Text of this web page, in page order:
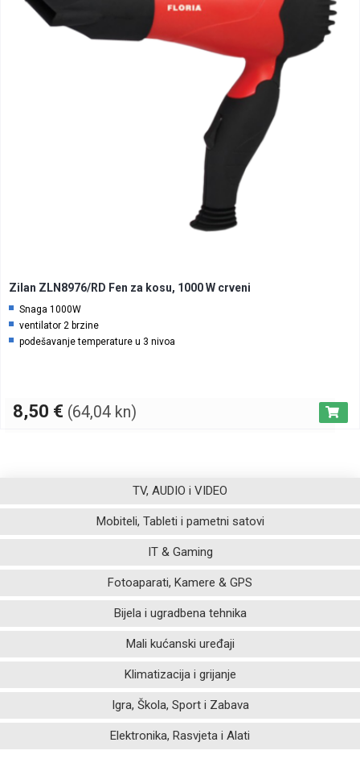
Zilan ZLN8976/RD Fen za kosu, 1000 W crveni
Snaga 1000W
ventilator 2 brzine
podešavanje temperature u 3 nivoa
8,50 € (64,04 kn)
TV, AUDIO i VIDEO
Mobiteli, Tableti i pametni satovi
IT & Gaming
Fotoaparati, Kamere & GPS
Bijela i ugradbena tehnika
Mali kućanski uređaji
Klimatizacija i grijanje
Igra, Škola, Sport i Zabava
Elektronika, Rasvjeta i Alati